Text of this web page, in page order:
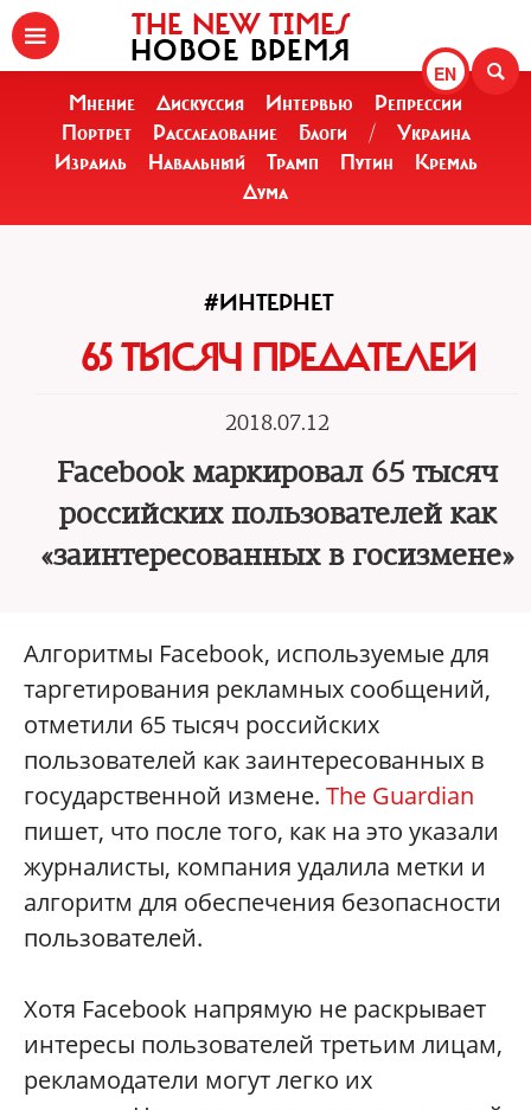
EN
THE NEW TIMES
НОВОЕ ВРЕМЯ
Мнение Дискуссия Интервью
Репрессии
Портрет
Расследование Блоги /
Украина
Израиль
Навальный Трамп Путин
Кремль
Дума
#ИНТЕРНЕТ
65 ТЫСЯЧ ПРЕДАТЕЛЕЙ
2018.07.12
Facebook маркировал 65 тысяч
российских пользователей как
«заинтересованных в госизмене»
Алгоритмы Facebook, используемые для
таргетирования рекламных сообщений,
отметили 65 тысяч российских
пользователей как заинтересованных в
государственной измене. The Guardian
пишет, что после того, как на это указали
журналисты, компания удалила метки и
алгоритм для обеспечения безопасности
пользователей.
Хотя Facebook напрямую не раскрывает
интересы пользователей третьим лицам,
рекламодатели могут легко их